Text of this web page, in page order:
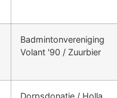
Badmintonvereniging
Volant '90 / Zuurbier
Dorpsdonatie / Holla